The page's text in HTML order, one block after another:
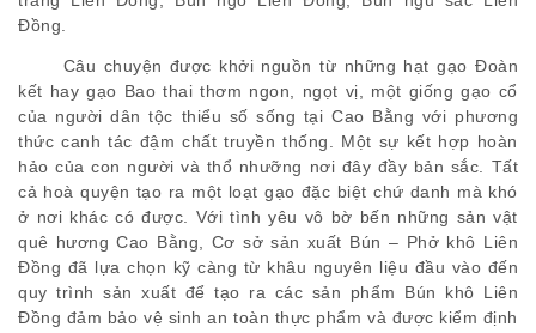
Đồng.
Câu chuyện được khởi nguồn từ những hạt gạo Đoàn
kết hay gạo Bao thai thơm ngon, ngọt vị, một giống gạo cổ
của người dân tộc thiểu số sống tại Cao Bằng với phương
thức canh tác đậm chất truyền thống. Một sự kết hợp hoàn
hảo của con người và thổ nhưỡng nơi đây đầy bản sắc. Tất
cả hoà quyện tạo ra một loạt gạo đặc biệt chứ danh mà khó
ở nơi khác có được. Với tình yêu vô bờ bến những sản vật
quê hương Cao Bằng, Cơ sở sản xuất Bún – Phở khô Liên
Đồng đã lựa chọn kỹ càng từ khâu nguyên liệu đầu vào đến
quy trình sản xuất để tạo ra các sản phẩm Bún khô Liên
Đồng đảm bảo vệ sinh an toàn thực phẩm và được kiểm định